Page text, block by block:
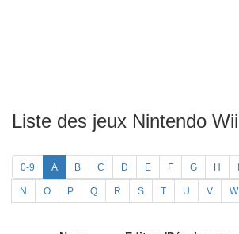
Liste des jeux Nintendo Wii
0-9 A B C D E F G H
N O P Q R S T U V W